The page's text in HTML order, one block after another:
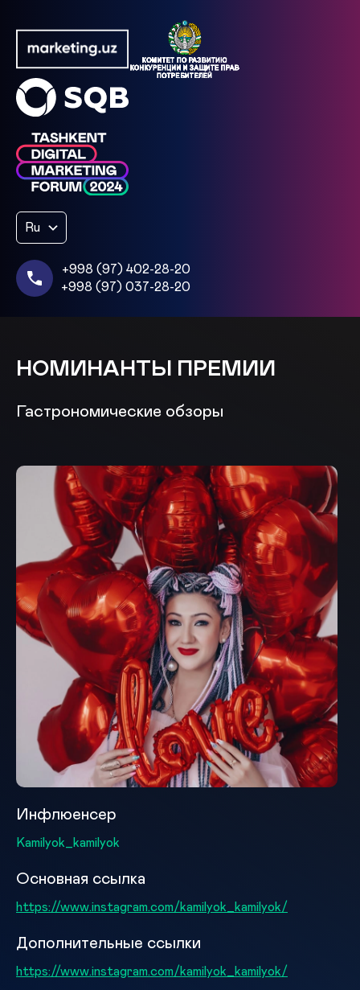
Ru
+998 (97) 402-28-20
+998 (97) 037-28-20
НОМИНАНТЫ ПРЕМИИ
Гастрономические обзоры
Инфлюенсер
Kamilyok_kamilyok
Основная ссылка
https://www.instagram.com/kamilyok_kamilyok/
Дополнительные ссылки
https://www.instagram.com/kamilyok_kamilyok/